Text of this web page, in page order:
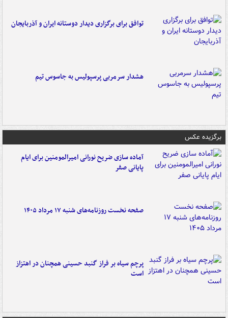
توافق برای برگزاری دیدار دوستانه ایران و آذربایجان
هشدار سرمربی پرسپولیس به جاسوس تیم
برگزیده عکس
آماده سازی ضریح نورانی امیرالمومنین برای ایام
پایانی صفر
صفحه نخست روزنامه‌های شنبه ۱۷ مرداد ۱۴۰۵
پرچم سیاه بر فراز گنبد حسینی همچنان در اهتزاز
است